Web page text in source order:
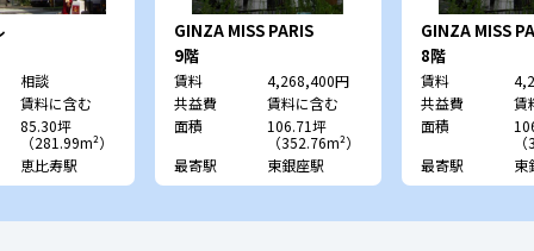
相談
賃料に含む
85.30坪
（281.99m²）
恵比寿駅
GINZA MISS PARIS
9階
賃料
4,268,400円
共益費
賃料に含む
面積
106.71坪
（352.76m²）
最寄駅
東銀座駅
GINZA MISS
8階
賃料
共益費
賃
面積
最寄駅
東